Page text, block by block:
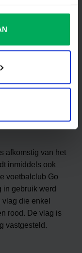
banen van gelijke
rood en wit. Deze
de bisschop van
tijd regelmatig
(ofwel
afkomstig van het
inmiddels ook
voetbalclub Go
in gebruik werd
die enkel
rood. De vlag is
vastgesteld.